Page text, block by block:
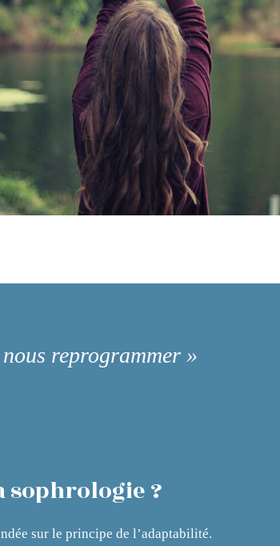
reprogrammer »
sophrologie ?
sur le principe de l’adaptabilité.